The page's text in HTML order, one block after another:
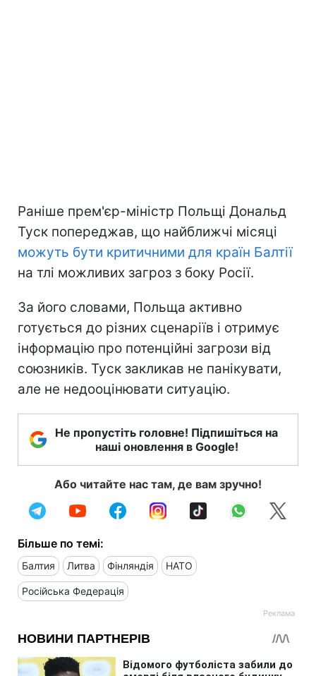
Раніше прем'єр-міністр Польщі Дональд
Туск попереджав, що найближчі місяці
можуть бути критичними для країн Балтії
на тлі можливих загроз з боку Росії.
За його словами, Польща активно
готується до різних сценаріїв і отримує
інформацію про потенційні загрози від
союзників. Туск закликав не панікувати,
але не недооцінювати ситуацію.
Не пропустіть головне! Підпишіться на
наші оновлення в Google!
Або читайте нас там, де вам зручно!
Більше по темі:
Балтия Литва Фінляндія НАТО
Російська Федерація